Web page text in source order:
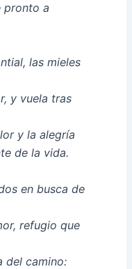
pronto a
las mieles
y vuela tras
y la alegría
de la vida.
en busca de
refugio que
del camino: